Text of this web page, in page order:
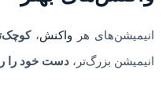
انیمیشن‌های هر واکنش،
انیمیشن بزرگ‌تر، دست خود را